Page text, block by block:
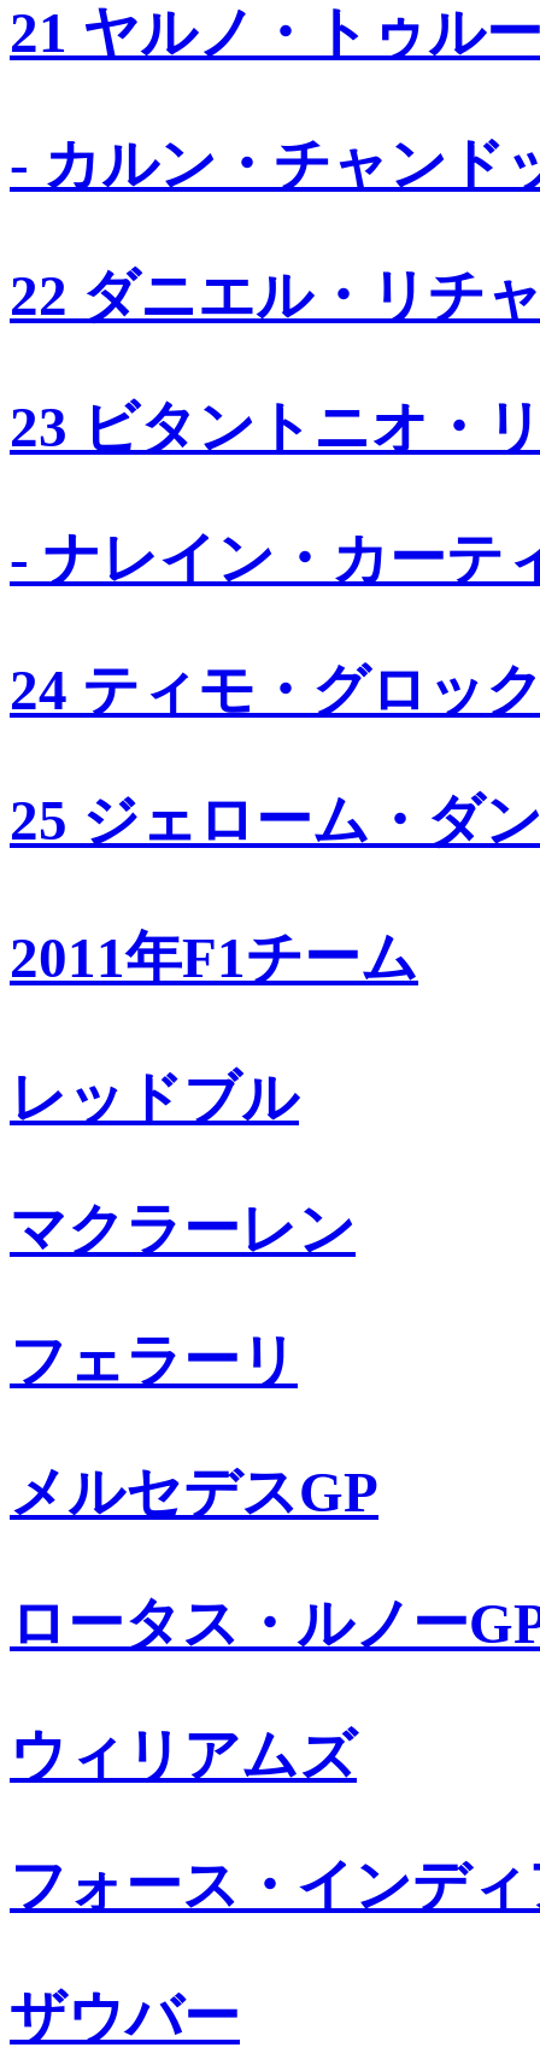
21 ヤルノ・トゥル
- カルン・チャンド
22 ダニエル・リチ
23 ビタントニオ・
- ナレイン・カーテ
24 ティモ・グロッ
25 ジェローム・ダ
2011年F1チーム
レッドブル
マクラーレン
フェラーリ
メルセデスGP
ロータス・ルノー
ウィリアムズ
フォース・インデ
ザウバー